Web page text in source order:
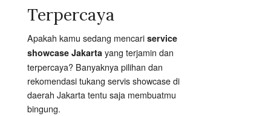
Terpercaya
Apakah kamu sedang mencari service
showcase Jakarta yang terjamin dan
terpercaya? Banyaknya pilihan dan
rekomendasi tukang servis showcase di
daerah Jakarta tentu saja membuatmu
bingung.